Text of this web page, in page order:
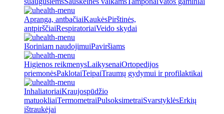
Apranga, antbačiaiKaukėsPirštinės,
antpirščiaiRespiratoriaiVeido skydai
Išoriniam naudojimuiPaviršiams
Higienos reikmenysLaikysenaiOrtopedijos
priemonėsPaklotaiTeipaiTraumų gydymui ir profilaktikai
InhaliatoriaiKraujospūdžio
matuokliaiTermometraiPulsoksimetraiSvarstyklėsErkių
ištraukėjai